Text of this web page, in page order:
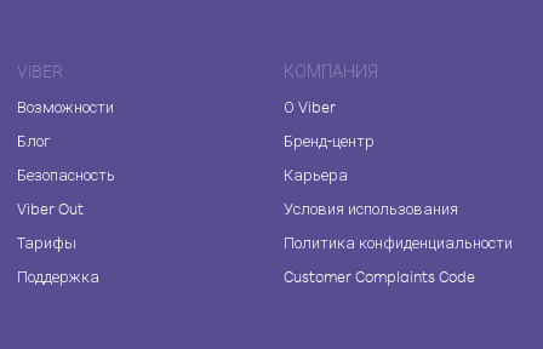
VIBER
Возможности
Блог
Безопасность
Viber Out
Тарифы
Поддержка
КОМПАНИЯ
О Viber
Бренд-центр
Карьера
Условия использования
Политика конфиденциальности
Customer Complaints Code